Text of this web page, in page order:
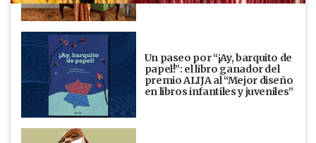
Un paseo por “¡Ay, barquito de
papel!”: el libro ganador del
premio ALIJA al “Mejor diseño
en libros infantiles y juveniles”